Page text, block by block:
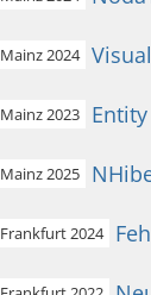
Mainz 2024
Mainz 2023
Mainz 2025
Frankfurt 2024